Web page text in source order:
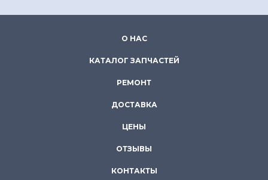
О НАС
КАТАЛОГ ЗАПЧАСТЕЙ
РЕМОНТ
ДОСТАВКА
ЦЕНЫ
ОТЗЫВЫ
КОНТАКТЫ